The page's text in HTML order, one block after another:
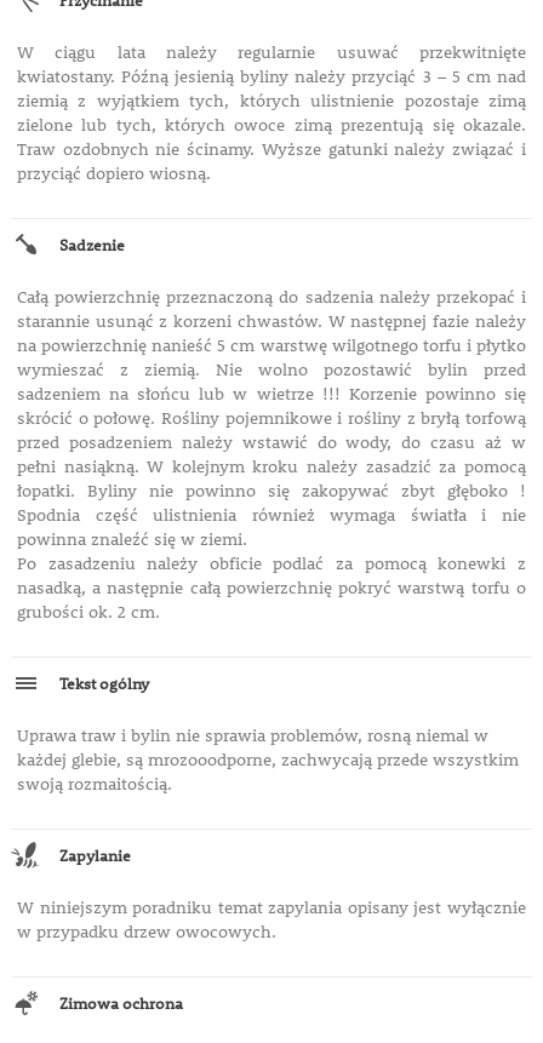
W ciągu lata należy regularnie usuwać przekwitnięte
kwiatostany. Późną jesienią byliny należy przyciąć 3 – 5 cm nad
ziemią z wyjątkiem tych, których ulistnienie pozostaje zimą
zielone lub tych, których owoce zimą prezentują się okazale.
Traw ozdobnych nie ścinamy. Wyższe gatunki należy związać i
przyciąć dopiero wiosną.
Sadzenie
Całą powierzchnię przeznaczoną do sadzenia należy przekopać i
starannie usunąć z korzeni chwastów. W następnej fazie należy
na powierzchnię nanieść 5 cm warstwę wilgotnego torfu i płytko
wymieszać z ziemią. Nie wolno pozostawić bylin przed
sadzeniem na słońcu lub w wietrze !!! Korzenie powinno się
skrócić o połowę. Rośliny pojemnikowe i rośliny z bryłą torfową
przed posadzeniem należy wstawić do wody, do czasu aż w
pełni nasiąkną. W kolejnym kroku należy zasadzić za pomocą
łopatki. Byliny nie powinno się zakopywać zbyt głęboko !
Spodnia część ulistnienia również wymaga światła i nie
powinna znaleźć się w ziemi.
Po zasadzeniu należy obficie podlać za pomocą konewki z
nasadką, a następnie całą powierzchnię pokryć warstwą torfu o
grubości ok. 2 cm.
Tekst ogólny
Uprawa traw i bylin nie sprawia problemów, rosną niemal w
każdej glebie, są mrozooodporne, zachwycają przede wszystkim
swoją rozmaitością.
Zapylanie
W niniejszym poradniku temat zapylania opisany jest wyłącznie
w przypadku drzew owocowych.
Zimowa ochrona